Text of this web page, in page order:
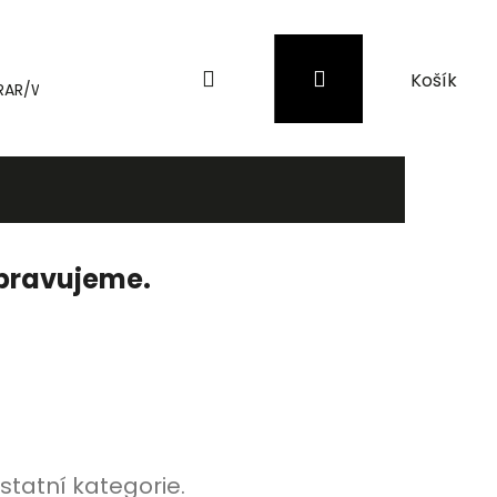
WinRAR Záložní zdroje (UPS) a přepěťové
PřihlášeníNákupní
košík
kategorie.